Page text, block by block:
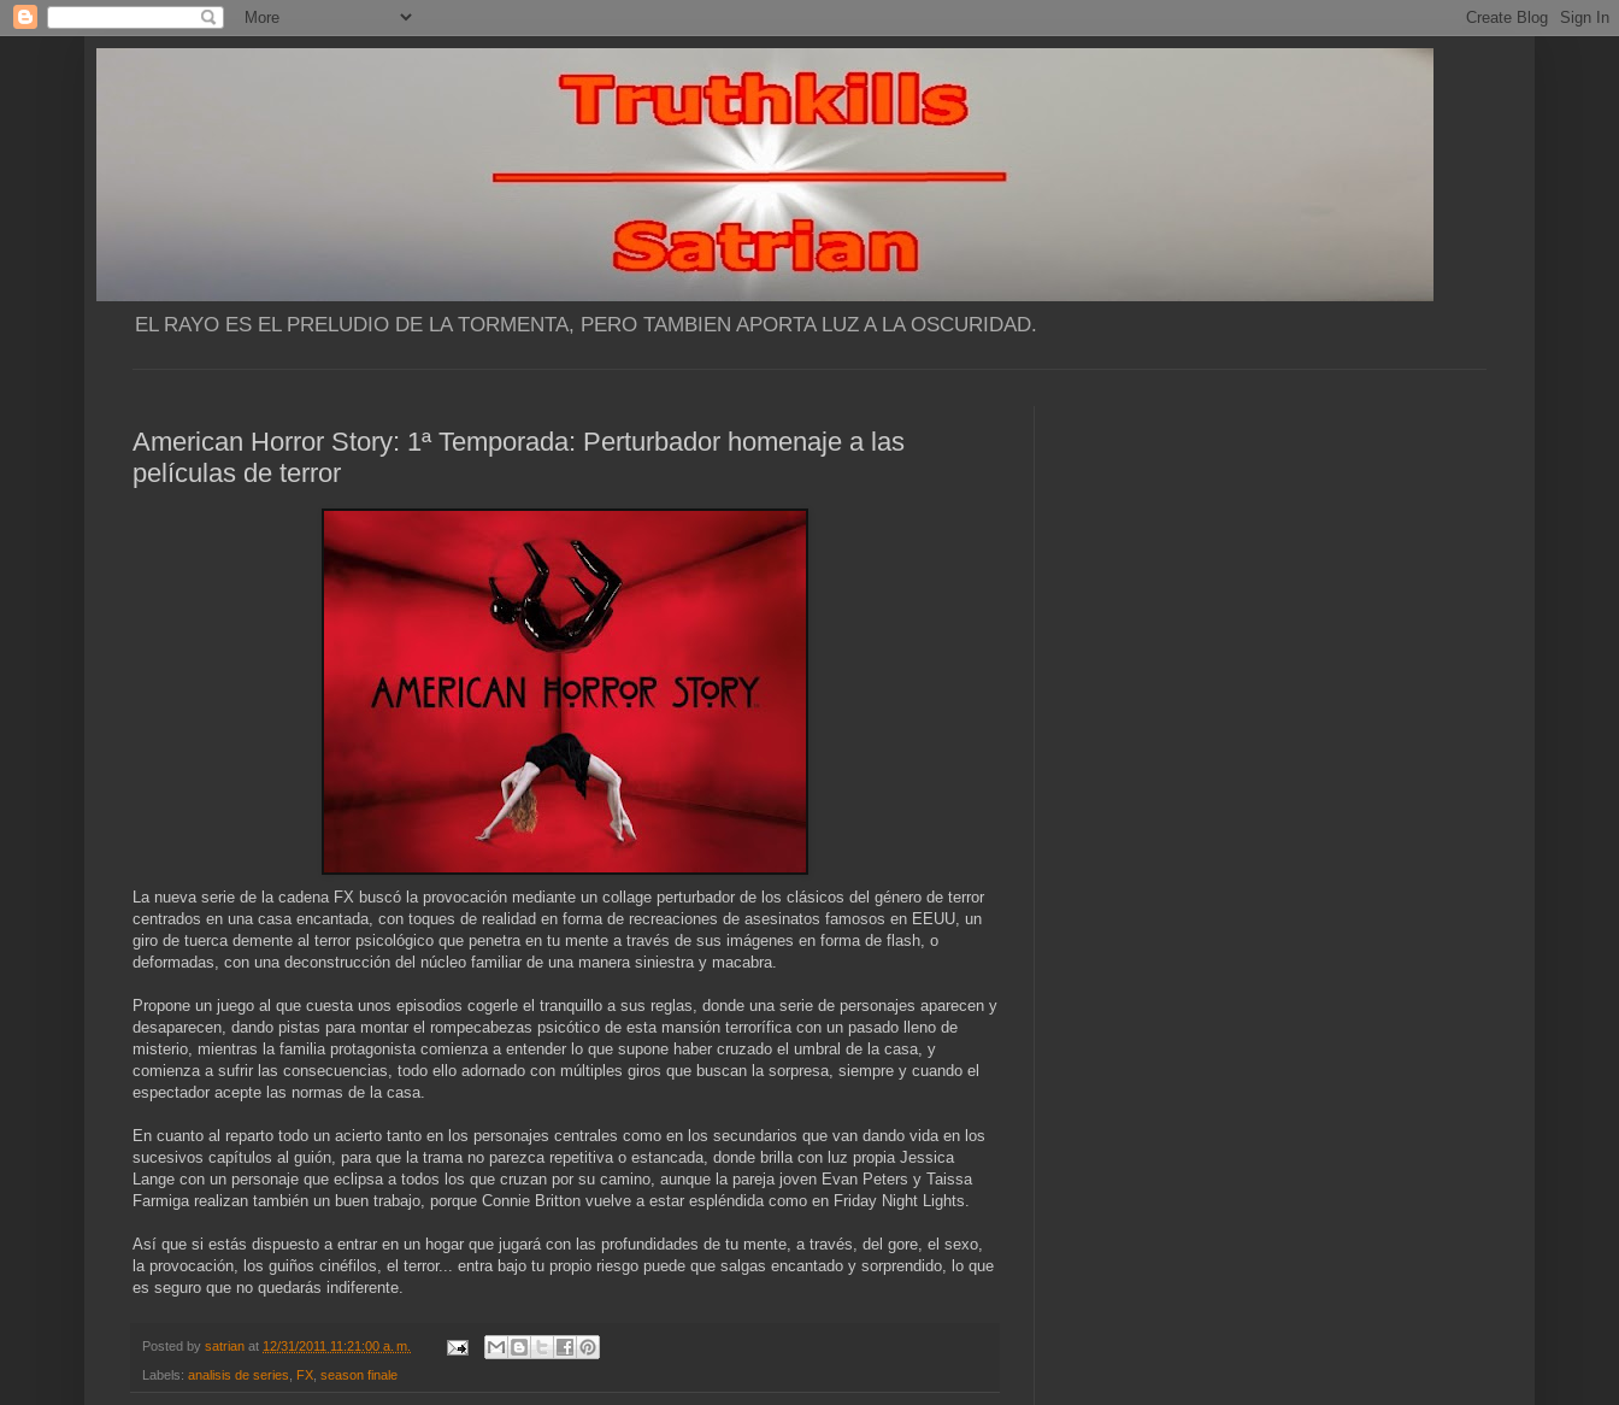
EL RAYO ES EL PRELUDIO DE LA TORMENTA, PERO TAMBIEN APORTA LUZ A LA OSCURIDAD.
American Horror Story: 1ª Temporada: Perturbador homenaje a las
películas de terror
La nueva serie de la cadena FX buscó la provocación mediante un collage perturbador de los clásicos del género de terror
centrados en una casa encantada, con toques de realidad en forma de recreaciones de asesinatos famosos en EEUU, un
giro de tuerca demente al terror psicológico que penetra en tu mente a través de sus imágenes en forma de flash, o
deformadas, con una deconstrucción del núcleo familiar de una manera siniestra y macabra.
Propone un juego al que cuesta unos episodios cogerle el tranquillo a sus reglas, donde una serie de personajes aparecen y
desaparecen, dando pistas para montar el rompecabezas psicótico de esta mansión terrorífica con un pasado lleno de
misterio, mientras la familia protagonista comienza a entender lo que supone haber cruzado el umbral de la casa, y
comienza a sufrir las consecuencias, todo ello adornado con múltiples giros que buscan la sorpresa, siempre y cuando el
espectador acepte las normas de la casa.
En cuanto al reparto todo un acierto tanto en los personajes centrales como en los secundarios que van dando vida en los
sucesivos capítulos al guión, para que la trama no parezca repetitiva o estancada, donde brilla con luz propia Jessica
Lange con un personaje que eclipsa a todos los que cruzan por su camino, aunque la pareja joven Evan Peters y Taissa
Farmiga realizan también un buen trabajo, porque Connie Britton vuelve a estar espléndida como en Friday Night Lights.
Así que si estás dispuesto a entrar en un hogar que jugará con las profundidades de tu mente, a través, del gore, el sexo,
la provocación, los guiños cinéfilos, el terror... entra bajo tu propio riesgo puede que salgas encantado y sorprendido, lo que
es seguro que no quedarás indiferente.
Posted by satrian at 12/31/2011 11:21:00 a. m.
Labels: analisis de series, FX, season finale